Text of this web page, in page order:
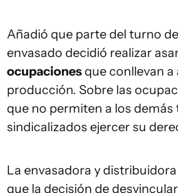
Añadió que parte del turno
envasado decidió realizar
ocupacionesque conllevan a
producción. Sobre las
que no permiten a los
sindicalizados ejercer su
La envasadora y
que la decisión de